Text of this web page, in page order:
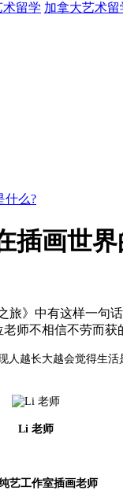
留学 加拿大艺术留
什么?
插画世
》中有这样一
不相信不劳而
越长大越会觉得生
Li 老师
艺工作室插画老师